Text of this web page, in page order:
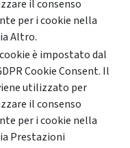
il consenso
per i cookie nella
Altro.
è impostato dal
Cookie Consent. Il
utilizzato per
il consenso
per i cookie nella
Prestazioni